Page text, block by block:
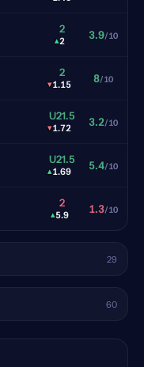
2
▴2 3.9/10
2
▾1.15 8/10
U21.5
▾1.72 3.2/10
U21.5
▴1.69 5.4/10
2
▴5.9 1.3/10
29
60